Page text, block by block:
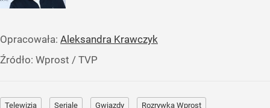
Opracowała: Aleksandra Krawczyk
Źródło: Wprost / TVP
Telewizja Seriale Gwiazdy Rozrywka Wprost